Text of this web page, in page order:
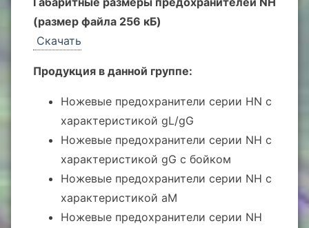
(размер файла 256 кБ)
Скачать
Продукция в данной группе:
Ножевые предохранители серии HN с
характеристикой gL/gG
Ножевые предохранители серии NH с
характеристикой gG с бойком
Ножевые предохранители серии NH с
характеристикой aM
Ножевые предохранители серии NH